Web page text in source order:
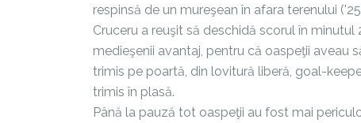
respinsă de un mureşean în afara terenului
Cruceru a reuşit să deschidă scorul în
medieşenii avantaj, pentru că oaspeţii aveau
trimis pe poartă, din lovitură liberă, goal-
trimis în plasă.
Până la pauză tot oaspeţii au fost mai